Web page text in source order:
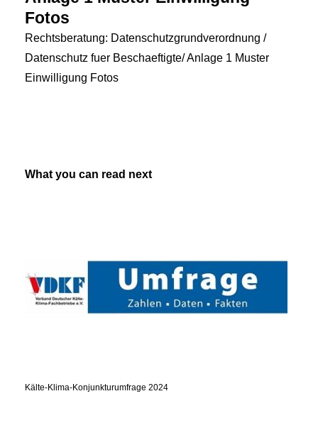
Fotos
Rechtsberatung: Datenschutzgrundverordnung /
Datenschutz fuer Beschaeftigte/ Anlage 1 Muster
Einwilligung Fotos
What you can read next
Kälte-Klima-Konjunkturumfrage 2024